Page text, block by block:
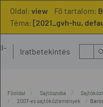
Oldal: view Fő tartalom:
Téma: [2021_gvh-hu,
Iratbetekintés Kereső
Főoldal Sajtószoba
2007-es sajtóközlemények